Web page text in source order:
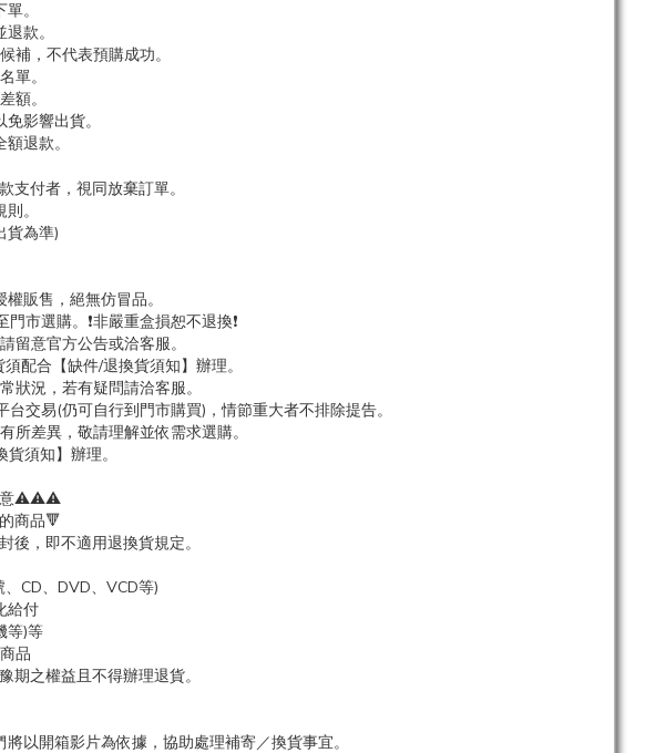
。
款。
補，不代表預購成功。
單。
額。
影響出貨。
退款。
付者，視同放棄訂單。
。
貨為準)
販售，絕無仿冒品。
市選購。❗非嚴重盒損恕不退換❗
留意官方公告或洽客服。
配合【缺件/退換貨須知】辦理。
狀況，若有疑問請洽客服。
交易(仍可自行到門市購買)，情節重大者不排除提告。
所差異，敬請理解並依需求選購。
須知】辦理。
意⚠️⚠️⚠️
商品🔻
後，即不適用退換貨規定。
CD、DVD、VCD等)
給付
等)等
品
期之權益且不得辦理退貨。
以開箱影片為依據，協助處理補寄／換貨事宜。